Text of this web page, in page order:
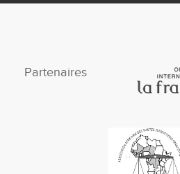
Partenaires